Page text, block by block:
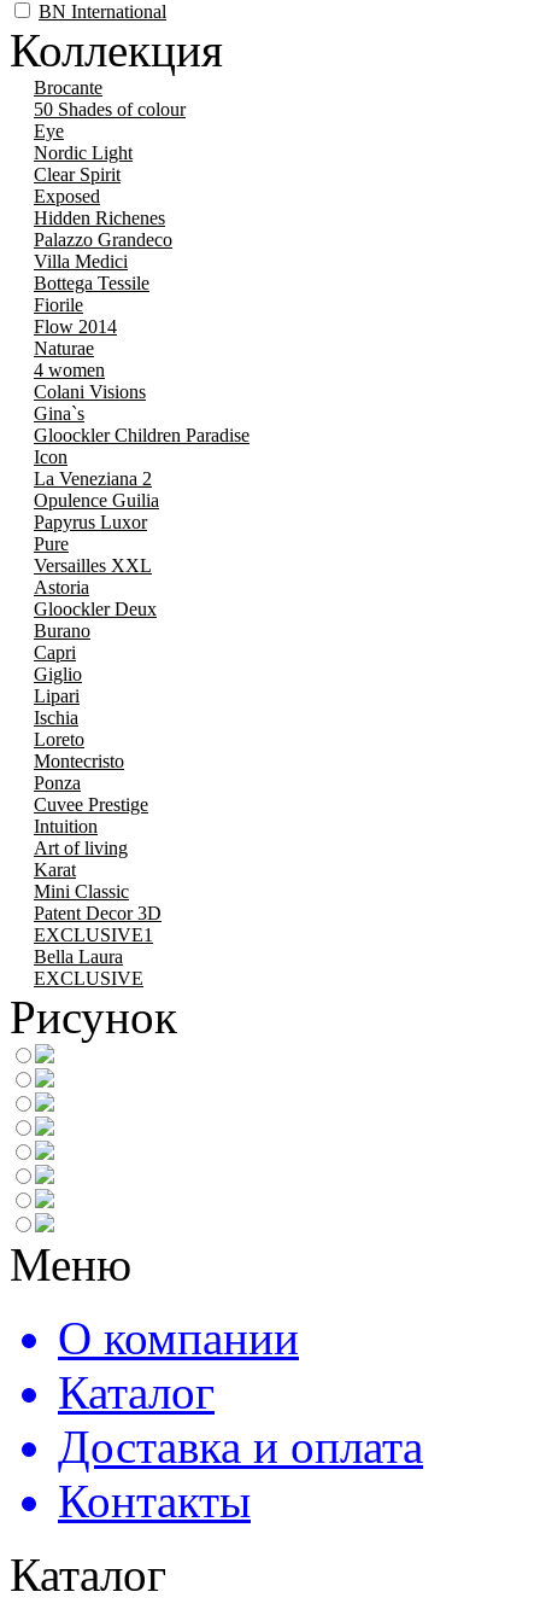
BN International
Коллекция
Brocante
50 Shades of colour
Eye
Nordic Light
Clear Spirit
Exposed
Hidden Richenes
Palazzo Grandeco
Villa Medici
Bottega Tessile
Fiorile
Flow 2014
Naturae
4 women
Colani Visions
Gina`s
Gloockler Children Paradise
Icon
La Veneziana 2
Opulence Guilia
Papyrus Luxor
Pure
Versailles XXL
Astoria
Gloockler Deux
Burano
Capri
Giglio
Lipari
Ischia
Loreto
Montecristo
Ponza
Cuvee Prestige
Intuition
Art of living
Karat
Mini Classic
Patent Decor 3D
EXCLUSIVE1
Bella Laura
EXCLUSIVE
Рисунок
Меню
О компании
Каталог
Доставка и оплата
Контакты
Каталог